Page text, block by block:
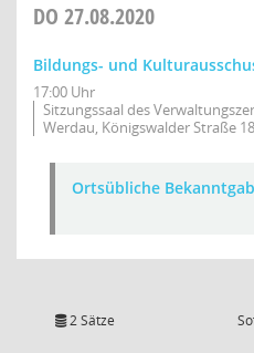
DO 27.08.2020
Bildungs- und
17:00 Uhr
Sitzungssaal des
Werdau, Königswalder Straße 18
Ortsübliche
2 Sätze